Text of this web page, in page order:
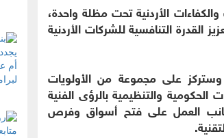
الأردنية تحت مظلة واحدة،
التنافسية للشركات الأردنية
على مجموعة من الأولويات
والتنظيمية بالرؤى الفنية
جانب العمل على فتح أسواق وفرص